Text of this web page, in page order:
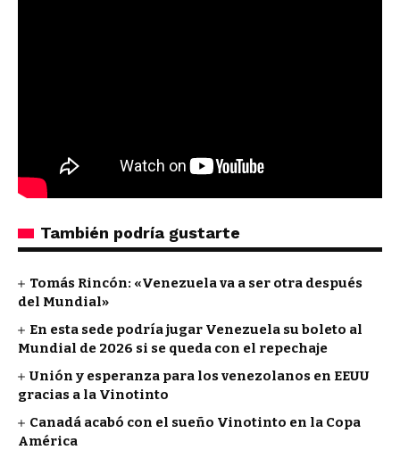
También podría gustarte
Tomás Rincón: «Venezuela va a ser otra después
del Mundial»
En esta sede podría jugar Venezuela su boleto al
Mundial de 2026 si se queda con el repechaje
Unión y esperanza para los venezolanos en EEUU
gracias a la Vinotinto
Canadá acabó con el sueño Vinotinto en la Copa
América